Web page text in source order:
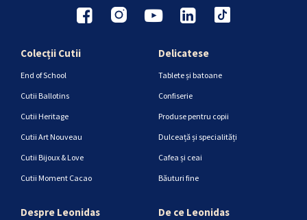
Colecții Cutii
End of School
Cutii Ballotins
Cutii Heritage
Cutii Art Nouveau
Cutii Bijoux & Love
Cutii Moment Cacao
Delicatese
Tablete și batoane
Confiserie
Produse pentru copii
Dulceață și specialități
Cafea și ceai
Băuturi fine
Despre Leonidas De ce Leonidas